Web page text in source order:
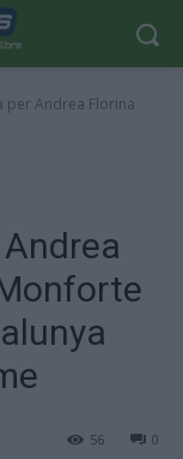
per Andrea Florina
0
56